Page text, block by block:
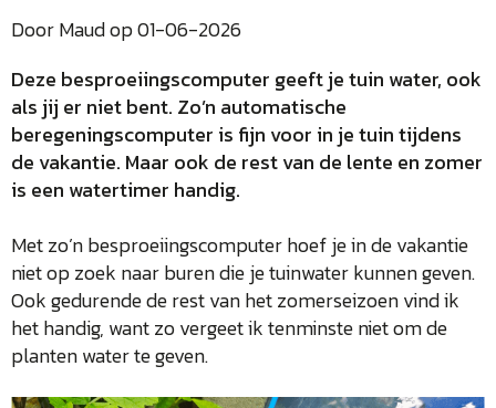
Door Maud op 01-06-2026
Deze besproeiingscomputer geeft je tuin water, ook
als jij er niet bent. Zo’n automatische
beregeningscomputer is fijn voor in je tuin tijdens
de vakantie. Maar ook de rest van de lente en zomer
is een watertimer handig.
Met zo’n besproeiingscomputer hoef je in de vakantie
niet op zoek naar buren die je tuinwater kunnen geven.
Ook gedurende de rest van het zomerseizoen vind ik
het handig, want zo vergeet ik tenminste niet om de
planten water te geven.